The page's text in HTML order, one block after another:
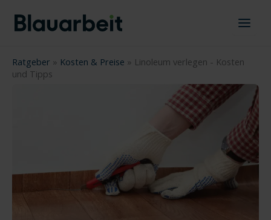
Inhalt
springen
Ratgeber » Kosten & Preise » Linoleum verlegen - Kosten
und Tipps